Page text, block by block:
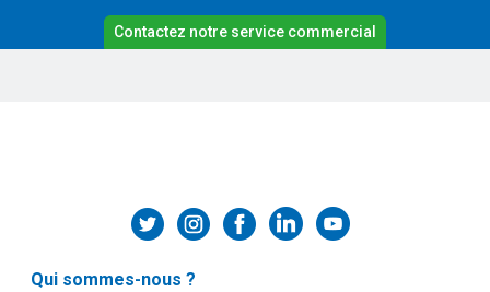
Contactez notre service commercial
Qui sommes-nous ?